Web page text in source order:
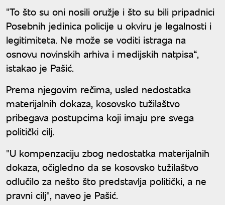
"To što su oni nosili oružje i što su bili pripadnici
Posebnih jedinica policije u okviru je legalnosti i
legitimiteta. Ne može se voditi istraga na
osnovu novinskih arhiva i medijskih natpisa“,
istakao je Pašić.
Prema njegovim rečima, usled nedostatka
materijalnih dokaza, kosovsko tužilaštvo
pribegava postupcima koji imaju pre svega
politički cilj.
"U kompenzaciju zbog nedostatka materijalnih
dokaza, očigledno da se kosovsko tužilaštvo
odlučilo za nešto što predstavlja politički, a ne
pravni cilj", naveo je Pašić.